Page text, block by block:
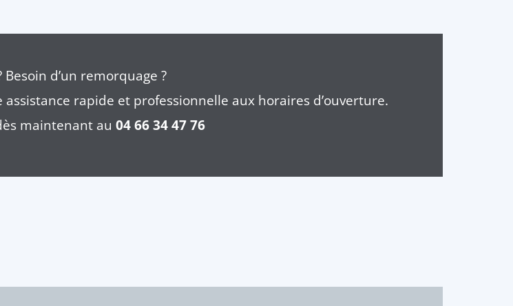
Besoin d’un remorquage ?
rapide et professionnelle aux horaires d’ouverture.
maintenant au 04 66 34 47 76